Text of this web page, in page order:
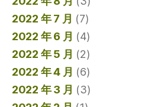
2022 年 7 月 (7)
2022 年 6 月 (4)
2022 年 5 月 (2)
2022 年 4 月 (6)
2022 年 3 月 (3)